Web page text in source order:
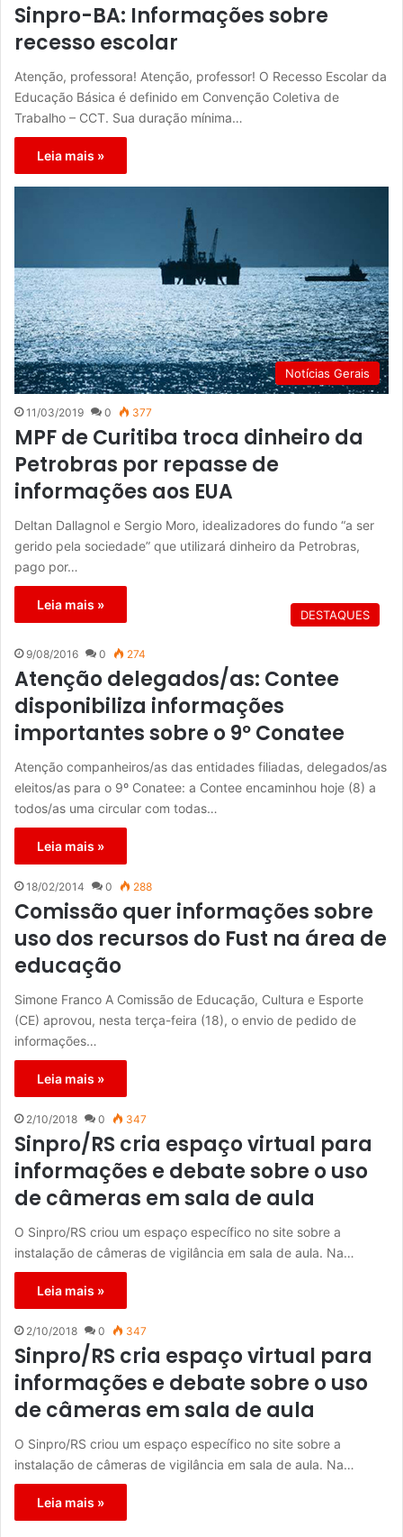
Sinpro-BA: Informações sobre
recesso escolar
Atenção, professora! Atenção, professor! O Recesso Escolar da
Educação Básica é definido em Convenção Coletiva de
Trabalho – CCT. Sua duração mínima…
Leia mais »
Notícias Gerais
11/03/2019 0 377
MPF de Curitiba troca dinheiro da
Petrobras por repasse de
informações aos EUA
Deltan Dallagnol e Sergio Moro, idealizadores do fundo “a ser
gerido pela sociedade” que utilizará dinheiro da Petrobras,
pago por…
Leia mais »
DESTAQUES
9/08/2016 0 274
Atenção delegados/as: Contee
disponibiliza informações
importantes sobre o 9º Conatee
Atenção companheiros/as das entidades filiadas, delegados/as
eleitos/as para o 9º Conatee: a Contee encaminhou hoje (8) a
todos/as uma circular com todas…
Leia mais »
18/02/2014 0 288
Comissão quer informações sobre
uso dos recursos do Fust na área de
educação
Simone Franco A Comissão de Educação, Cultura e Esporte
(CE) aprovou, nesta terça-feira (18), o envio de pedido de
informações…
Leia mais »
2/10/2018 0 347
Sinpro/RS cria espaço virtual para
informações e debate sobre o uso
de câmeras em sala de aula
O Sinpro/RS criou um espaço específico no site sobre a
instalação de câmeras de vigilância em sala de aula. Na…
Leia mais »
2/10/2018 0 347
Sinpro/RS cria espaço virtual para
informações e debate sobre o uso
de câmeras em sala de aula
O Sinpro/RS criou um espaço específico no site sobre a
instalação de câmeras de vigilância em sala de aula. Na…
Leia mais »